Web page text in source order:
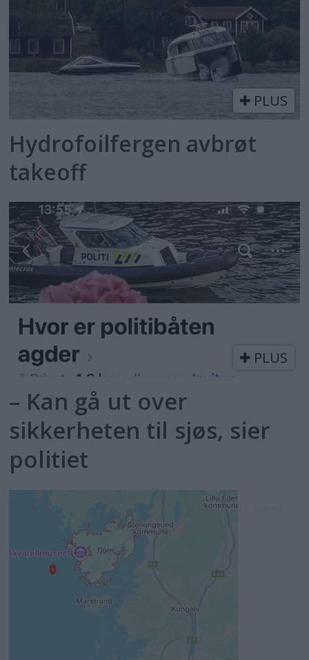
PLUS
Hydrofoilfergen avbrøt
takeoff
PLUS
– Kan gå ut over
sikkerheten til sjøs, sier
politiet